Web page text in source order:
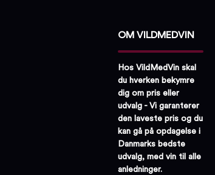
OM VILDMEDVIN
Hos VildMedVin skal
du hverken bekymre
dig om pris eller
udvalg - Vi garanterer
den laveste pris og du
kan gå på opdagelse i
Danmarks bedste
udvalg, med vin til alle
anledninger.